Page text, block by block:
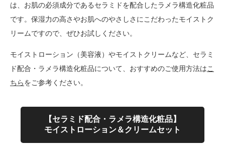
は、お肌の必須成分であるセラミドを配合したラメラ構造化粧品
です。保湿力の高さやお肌へのやさしさにこだわったモイストク
リームですので、ぜひお試しください。
モイストローション（美容液）やモイストクリームなど、セラミ
ド配合・ラメラ構造化粧品について、おすすめのご使用方法はこ
ちらをご参考ください。
【セラミド配合・ラメラ構造化粧品】
モイストローション＆クリームセット